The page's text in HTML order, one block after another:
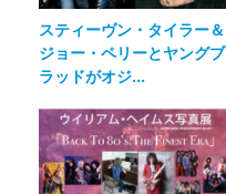
スティーヴン・タイラー＆
ジョー・ペリーとヤングブ
ラッドがオジ...